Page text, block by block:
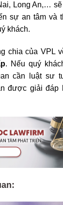
Long An,…
sự an tâm và
khách.
chia của VPL
. Nếu quý
cần luật sư
được giải đáp